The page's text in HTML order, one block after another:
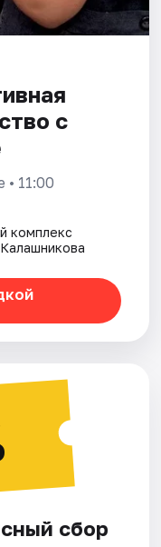
с
• 11:00
комплекс
сбор